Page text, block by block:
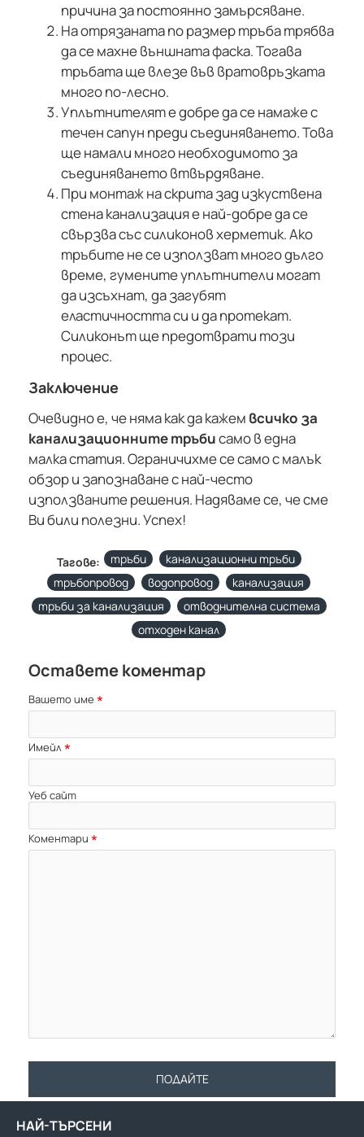
причина за постоянно замърсяване.
На отрязаната по размер тръба трябва
да се махне външната фаска. Тогава
тръбата ще влезе във вратовръзката
много по-лесно.
Уплътнителят е добре да се намаже с
течен сапун преди съединяването. Това
ще намали много необходимото за
съединяването втвърдяване.
При монтаж на скрита зад изкуствена
стена канализация е най-добре да се
свързва със силиконов херметик. Ако
тръбите не се използват много дълго
време, гумените уплътнители могат
да изсъхнат, да загубят
еластичността си и да протекат.
Силиконът ще предотврати този
процес.
Заключение
Очевидно е, че няма как да кажем всичко за
канализационните тръбисамо в една
малка статия. Ограничихме се само с малък
обзор и запознаване с най-често
използваните решения. Надяваме се, че сме
Ви били полезни. Успех!
Тагове: тръби
канализационни тръби
тръбопровод
водопровод
канализация
тръби за канализация
отводнителна система
отходен канал
Оставете коментар
Вашето име
Имейл
Уеб сайт
Коментари
ПОДАЙТЕ
НАЙ-ТЪРСЕНИ